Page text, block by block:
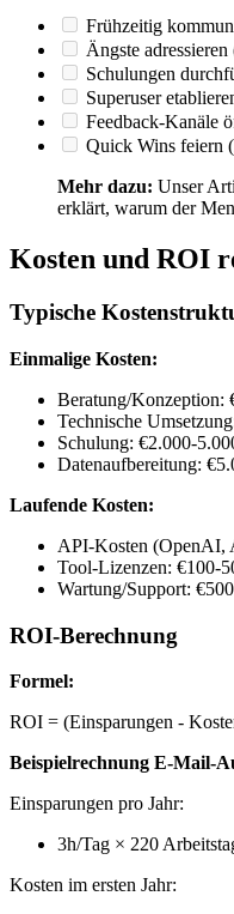
Frühzeitig
Ängste
Schulungen
Superuser
Feedback-Kanäle
Quick Wins feiern
Mehr dazu: Unser
erklärt, warum der
Kosten und ROI
Typische
Einmalige Kosten:
Beratung/Konzeption:
Technische
Schulung: €2.000-
Datenaufbereitung:
Laufende Kosten:
API-Kosten (OpenAI,
Tool-Lizenzen: €100-
Wartung/Support:
ROI-Berechnung
Formel:
ROI = (Einsparungen -
Beispielrechnung E-Mail-
Einsparungen pro Jahr:
3h/Tag × 220
Kosten im ersten Jahr: